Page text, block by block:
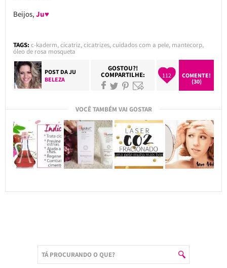
Beijos, Ju♥
TAGS: c-kaderm,cicatriz,cicatrizes,cuidados com a pele, mantecorp,
óleo de rosa mosqueta
POST DAJU
BELEZA
GOSTOU?!
COMPARTILHE: 112
COMENTE!
(30)
VOCÊ TAMBÉM VAI GOSTAR